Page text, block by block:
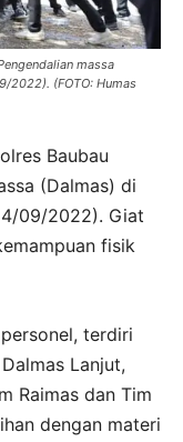
massa
2022). (FOTO: Humas
Baubau
(Dalmas) di
09/2022). Giat
fisik
terdiri
Lanjut,
Raimas dan Tim
dengan materi